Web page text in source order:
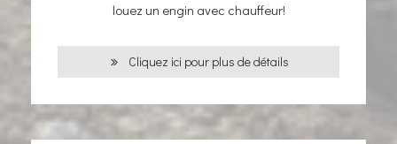
louez un engin avec chauffeur!
Cliquez ici pour plus de détails